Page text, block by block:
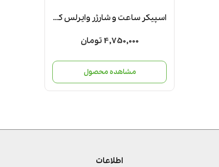
اسپیکر ساعت و شارژر وایرلس کد WS520
4,750,000 تومان
مشاهده محصول
اطلاعات